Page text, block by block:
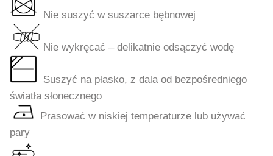
Nie suszyć w suszarce bębnowej
Nie wykręcać – delikatnie odsączyć wodę
Suszyć na płasko, z dala od bezpośredniego
światła słonecznego
Prasować w niskiej temperaturze lub używać
pary